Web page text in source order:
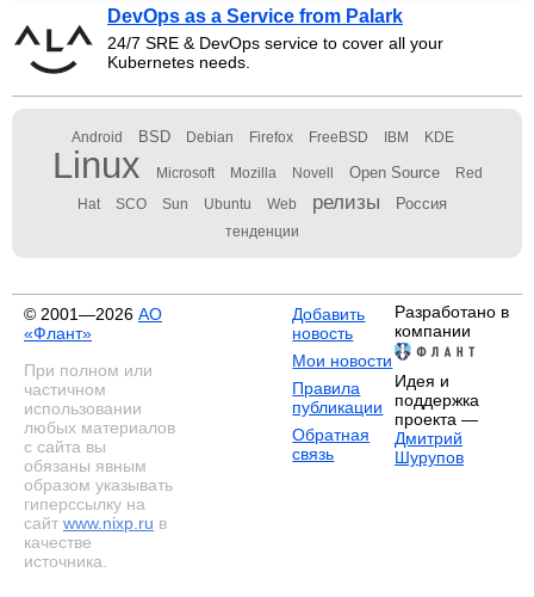
DevOps as a Service from Palark
24/7 SRE & DevOps service to cover all your
Kubernetes needs.
Android BSD Debian Firefox FreeBSD IBM KDE
Linux Microsoft Mozilla Novell Open Source Red
Hat SCO Sun Ubuntu Web релизы Россия
тенденции
© 2001—2026 АО
«Флант»
При полном или
частичном
использовании
любых материалов
с сайта вы
обязаны явным
образом указывать
гиперссылку на
сайт www.nixp.ru в
качестве
источника.
Добавить
новость
Мои новости
Правила
публикации
Обратная
связь
Разработано в
компании
Идея и
поддержка
проекта —
Дмитрий
Шурупов